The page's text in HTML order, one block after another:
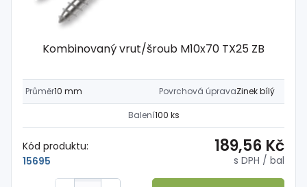
Kombinovaný vrut/šroub M10x70 TX25 ZB
Průměr10 mm Povrchová úpravaZinek bílý
Balení100 ks
Kód produktu:
15695
189,56 Kč
s DPH / bal